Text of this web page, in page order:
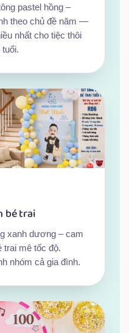
pastel hồng –
theo chủ đề năm —
nhất cho tiệc thôi
bé trai
xanh dương – cam
trai mê tốc độ.
nhóm cả gia đình.